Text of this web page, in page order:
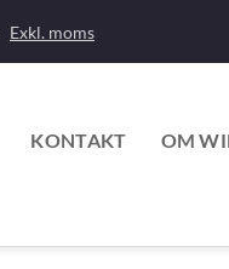
Exkl. moms
KONTAKT
OM